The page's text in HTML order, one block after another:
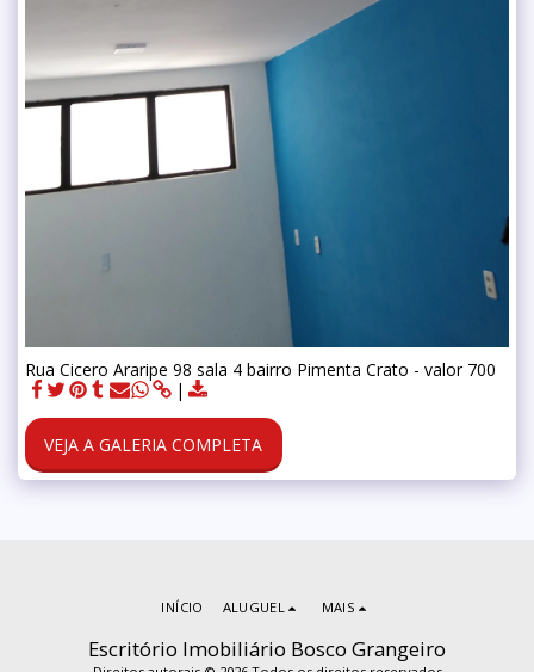
Rua Cicero Araripe 98 sala 4 bairro Pimenta Crato - valor 700
VEJA A GALERIA COMPLETA
Escritório Imobiliário Bosco Grangeiro
INÍCIO ALUGUEL MAIS